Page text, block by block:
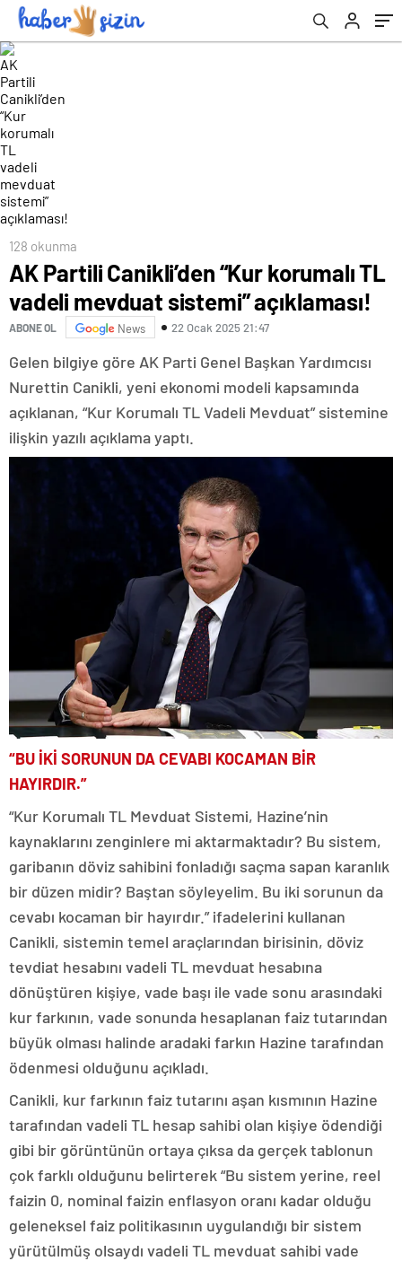
128 okunma
AK Partili Canikli’den “Kur korumalı TL
vadeli mevduat sistemi” açıklaması!
ABONE OL News 22 Ocak 2025 21:47
Gelen bilgiye göre AK Parti Genel Başkan Yardımcısı
Nurettin Canikli, yeni ekonomi modeli kapsamında
açıklanan, “Kur Korumalı TL Vadeli Mevduat” sistemine
ilişkin yazılı açıklama yaptı.
“BU İKİ SORUNUN DA CEVABI KOCAMAN BİR
HAYIRDIR.”
“Kur Korumalı TL Mevduat Sistemi, Hazine’nin
kaynaklarını zenginlere mi aktarmaktadır? Bu sistem,
garibanın döviz sahibini fonladığı saçma sapan karanlık
bir düzen midir? Baştan söyleyelim. Bu iki sorunun da
cevabı kocaman bir hayırdır.” ifadelerini kullanan
Canikli, sistemin temel araçlarından birisinin, döviz
tevdiat hesabını vadeli TL mevduat hesabına
dönüştüren kişiye, vade başı ile vade sonu arasındaki
kur farkının, vade sonunda hesaplanan faiz tutarından
büyük olması halinde aradaki farkın Hazine tarafından
ödenmesi olduğunu açıkladı.
Canikli, kur farkının faiz tutarını aşan kısmının Hazine
tarafından vadeli TL hesap sahibi olan kişiye ödendiği
gibi bir görüntünün ortaya çıksa da gerçek tablonun
çok farklı olduğunu belirterek “Bu sistem yerine, reel
faizin 0, nominal faizin enflasyon oranı kadar olduğu
geleneksel faiz politikasının uygulandığı bir sistem
yürütülmüş olsaydı vadeli TL mevduat sahibi vade